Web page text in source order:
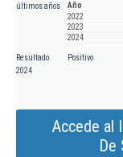
últimos años
Año
2022
2023
2024
Resultado
2024
Positivo
Accede al
De